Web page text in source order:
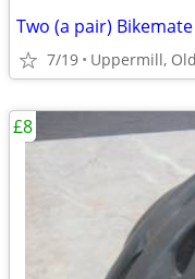
Two (a pair)
7/19 Uppermill,
£8